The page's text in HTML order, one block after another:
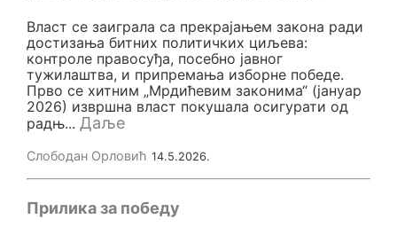
Власт се заиграла са прекрајањем закона ради
достизања битних политичких циљева:
контроле правосуђа, посебно јавног
тужилаштва, и припремања изборне победе.
Прво се хитним „Мрдићевим законима“ (јануар
2026) извршна власт покушала осигурати од
радњ... Даље
Слободан Орловић 14.5.2026.
Прилика за победу